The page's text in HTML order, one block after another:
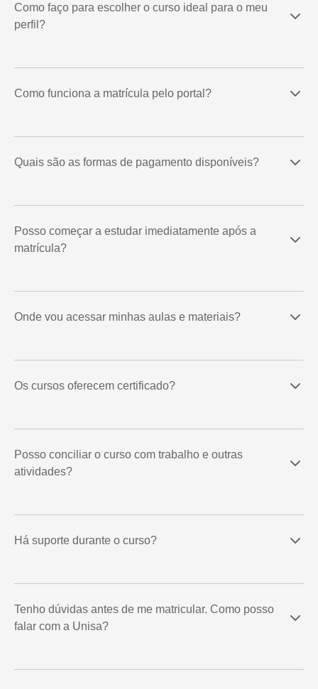
Como faço para escolher o curso ideal para o meu
perfil?
Como funciona a matrícula pelo portal?
Quais são as formas de pagamento disponíveis?
Posso começar a estudar imediatamente após a
matrícula?
Onde vou acessar minhas aulas e materiais?
Os cursos oferecem certificado?
Posso conciliar o curso com trabalho e outras
atividades?
Há suporte durante o curso?
Tenho dúvidas antes de me matricular. Como posso
falar com a Unisa?